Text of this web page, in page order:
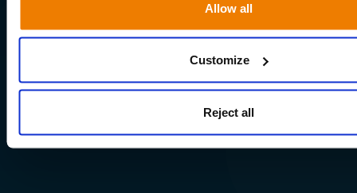
Allow all
Customize
Reject all